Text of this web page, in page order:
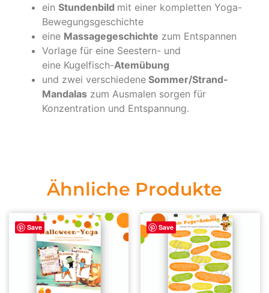
ein Stundenbild mit einer kompletten Yoga-
Bewegungsgeschichte
eine Massagegeschichte zum Entspannen
Vorlage für eine Seestern- und
eine Kugelfisch-Atemübung
und zwei verschiedene Sommer/Strand-
Mandalas zum Ausmalen sorgen für
Konzentration und Entspannung.
Ähnliche Produkte
Save Save